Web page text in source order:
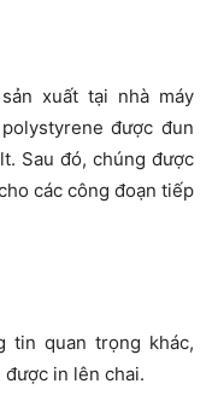
xuất tại nhà máy
được đun
Sau đó, chúng được
các công đoạn tiếp
tin quan trọng khác,
in lên chai.